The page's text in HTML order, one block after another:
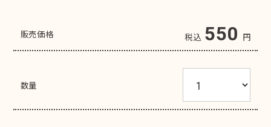
販売価格 税込 550 円
数量